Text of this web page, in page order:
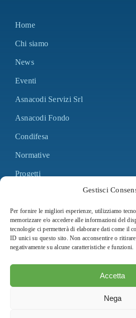
Gestisci
Per fornire le migliori esperienze, utilizziamo
memorizzare e/o accedere alle informazioni del
tecnologie ci permetterà di elaborare dati come il
ID unici su questo sito. Non acconsentire o
negativamente su alcune caratteristiche e funzioni.
Accetta
Nega
Home
Chi siamo
News
Eventi
Asnacodi Servizi Srl
Asnacodi Fondo
Condifesa
Normative
Progetti
Bilancio
Statuto e regolamento
Adempimenti L. 124/2017